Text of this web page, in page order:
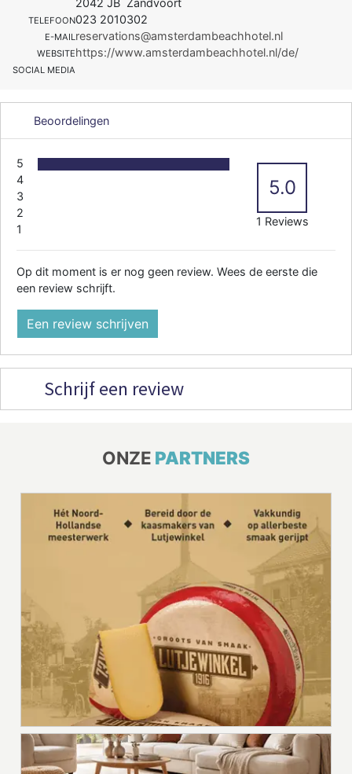
2042 JB Zandvoort
TELEFOON023 2010302
E-MAILreservations@amsterdambeachhotel.nl
WEBSITEhttps://www.amsterdambeachhotel.nl/de/
SOCIAL MEDIA
Beoordelingen
5
4
3
2
1
5.0
1 Reviews
Op dit moment is er nog geen review. Wees de eerste die
een review schrijft.
Een review schrijven
Schrijf een review
ONZE PARTNERS